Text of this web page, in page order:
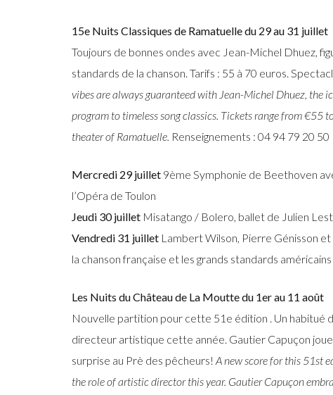
15e Nuits Classiques de Ramatuelle du 29 au 31 juillet
Toujours de bonnes ondes avec Jean-Michel Dhuez,
standards de la chanson. Tarifs : 55 à 70 euros.
vibes are always guaranteed with Jean-Michel Dhuez, the
program to timeless song classics. Tickets range from
theater of Ramatuelle. Renseignements : 04 94 79 20 50
Mercredi 29 juillet 9ème Symphonie de Beethoven
l’Opéra de Toulon
Jeudi 30 juillet Misatango / Bolero, ballet de Julien
Vendredi 31 juillet Lambert Wilson, Pierre Génisson
la chanson française et les grands standards américains
Les Nuits du Château de La Moutte du 1er au 11 août
Nouvelle partition pour cette 51e édition . Un habitué
directeur artistique cette année. Gautier Capuçon
surprise au Prè des pêcheurs! A new score for this 51st
the role of artistic director this year. Gautier Capuçon